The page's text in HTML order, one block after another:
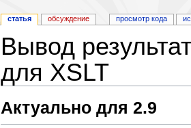
Вывод
для XSLT
Актуально для 2.9
статья обсуждение просмотр кода